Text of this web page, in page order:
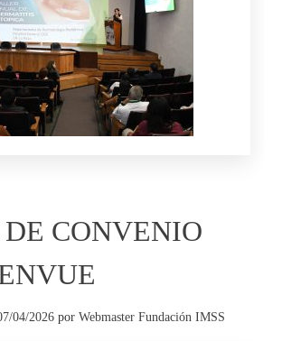
CONVENIO
04/2026 por Webmaster Fundación IMSS